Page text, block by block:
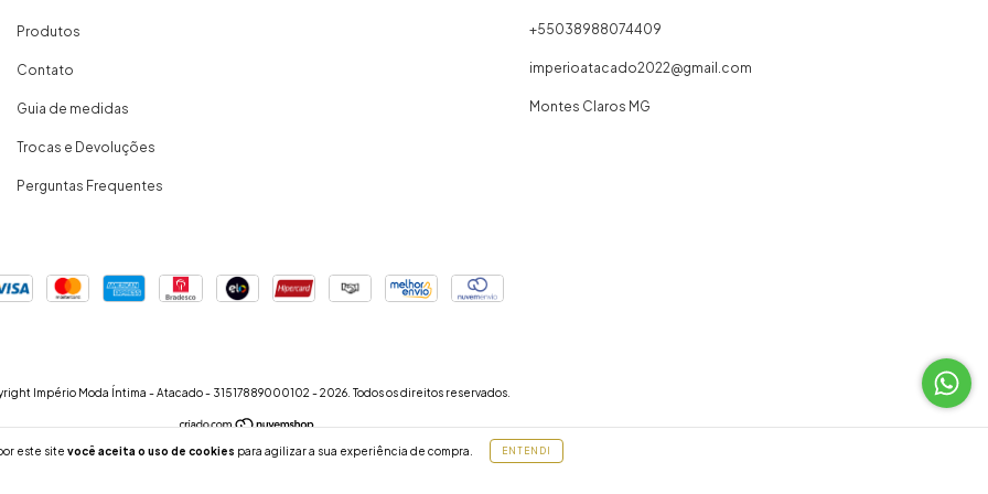
este site você aceita o uso de cookies para agilizar a sua experiência de compra. ENTENDI
Produtos
Contato
Guia de medidas
Trocas e Devoluções
Perguntas Frequentes
+55038988074409
imperioatacado2022@gmail.com
Montes Claros MG
Império Moda Íntima - Atacado - 31517889000102 - 2026. Todos os direitos reservados.